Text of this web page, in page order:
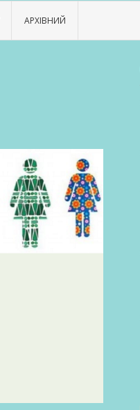
АРХІВНИЙ